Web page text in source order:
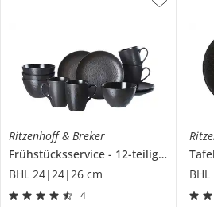
Ritzenhoff & Breker
Frühstücksservice
12-teilig
Kitwe
BHL 24|24|26 cm
4